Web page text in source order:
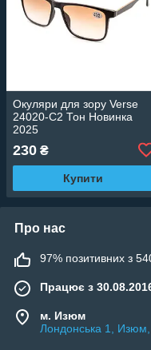
Окуляри для зору Verse
24020-C2 Тон Новинка
2025
230 ₴
Купити
Про нас
97% позитивних з 540
Працює з
м. Изюм
Лондонська 1, Изюм,